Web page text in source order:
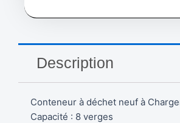
Description
Conteneur à déchet neuf à
Capacité : 8 verges